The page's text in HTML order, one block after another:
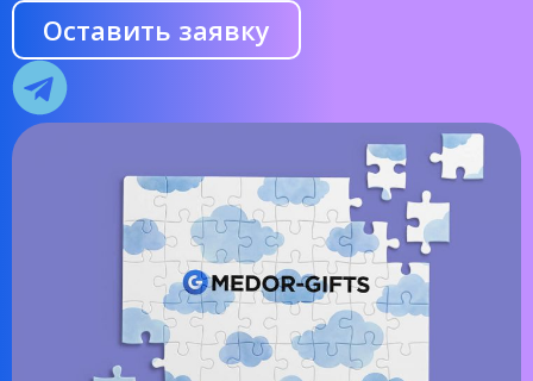
Оставить заявку